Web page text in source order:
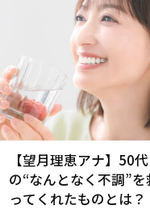
【望月理恵アナ】50代
の“なんとなく不調”を
ってくれたものとは？